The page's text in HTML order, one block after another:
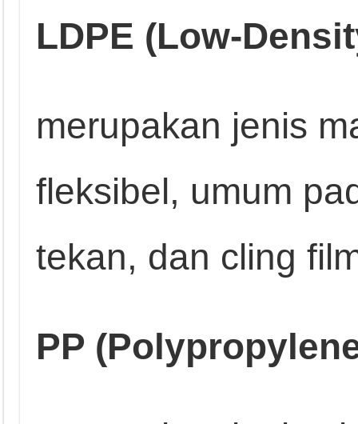
LDPE (Low-
merupakan jenis
fleksibel, umum
tekan, dan cling
PP